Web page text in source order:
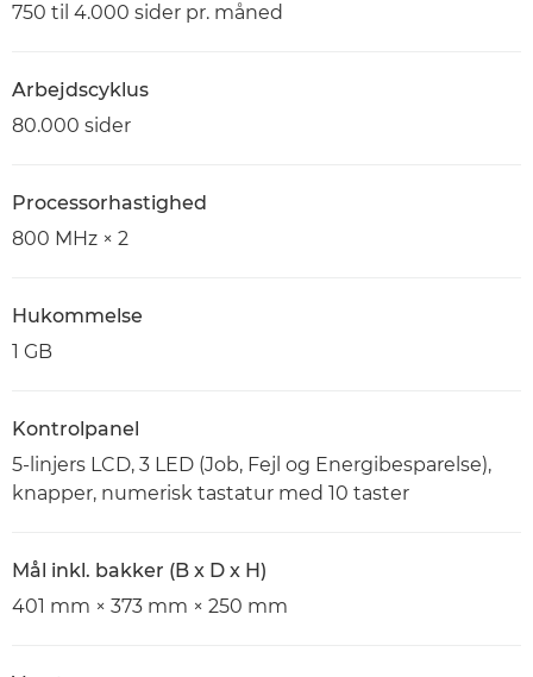
750 til 4.000 sider pr. måned
Arbejdscyklus
80.000 sider
Processorhastighed
800 MHz × 2
Hukommelse
1 GB
Kontrolpanel
5-linjers LCD, 3 LED (Job, Fejl og Energibesparelse),
knapper, numerisk tastatur med 10 taster
Mål inkl. bakker (B x D x H)
401 mm × 373 mm × 250 mm